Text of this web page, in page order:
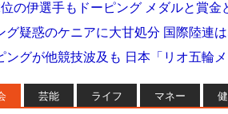
の伊選手もドーピング メダルと賞金
グ疑惑のケニアに大甘処分 国際陸連
ングが他競技波及も 日本「リオ五輪
芸能 ライフ マネー